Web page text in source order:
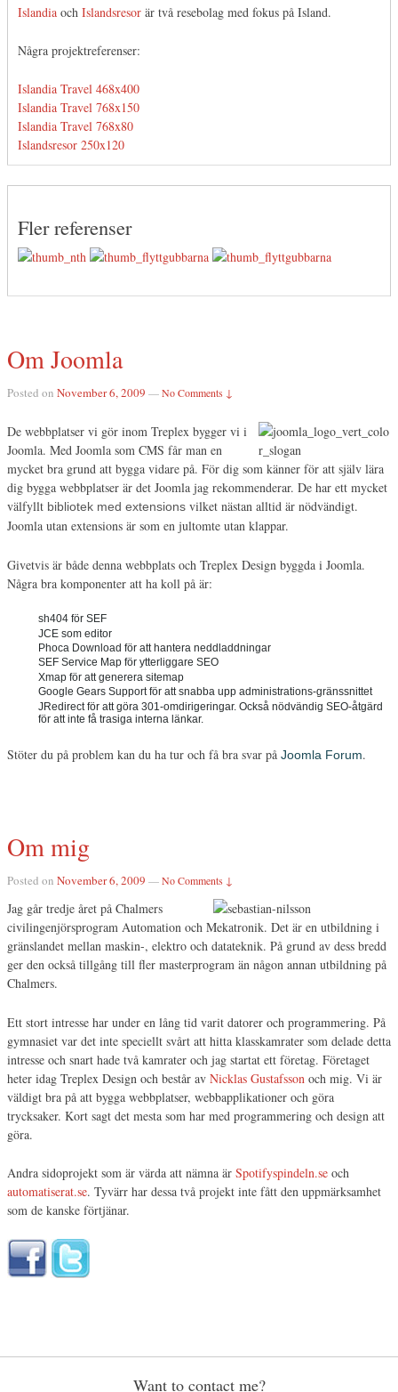
Islandia ochIslandsresor är två resebolag med fokus på Island.
Några projektreferenser:
Islandia Travel 468x400
Islandia Travel 768x150
Islandia Travel 768x80
Islandsresor 250x120
Fler referenser
Om Joomla
Posted on November 6, 2009 —No Comments ↓
De webbplatser vi gör inom Treplex bygger vi i
Joomla. Med Joomla som CMS får man en
mycket bra grund att bygga vidare på. För dig som känner för att själv lära
dig bygga webbplatser är det Joomla jag rekommenderar. De har ett mycket
välfyllt bibliotek med extensions vilket nästan alltid är nödvändigt.
Joomla utan extensions är som en jultomte utan klappar.
Givetvis är både denna webbplats och Treplex Design byggda i Joomla.
Några bra komponenter att ha koll på är:
sh404 för SEF
JCE som editor
Phoca Download för att hantera neddladdningar
SEF Service Map för ytterliggare SEO
Xmap för att generera sitemap
Google Gears Support för att snabba upp administrations-gränssnittet
JRedirect för att göra 301-omdirigeringar. Också nödvändig SEO-åtgärd
för att inte få trasiga interna länkar.
Stöter du på problem kan du ha tur och få bra svar på Joomla Forum.
Om mig
Posted on November 6, 2009 —No Comments ↓
Jag går tredje året på Chalmers
civilingenjörsprogram Automation och Mekatronik. Det är en utbildning i
gränslandet mellan maskin-, elektro och datateknik. På grund av dess bredd
ger den också tillgång till fler masterprogram än någon annan utbildning på
Chalmers.
Ett stort intresse har under en lång tid varit datorer och programmering. På
gymnasiet var det inte speciellt svårt att hitta klasskamrater som delade detta
intresse och snart hade två kamrater och jag startat ett företag. Företaget
heter idag Treplex Design och består av Nicklas Gustafsson och mig. Vi är
väldigt bra på att bygga webbplatser, webbapplikationer och göra
trycksaker. Kort sagt det mesta som har med programmering och design att
göra.
Andra sidoprojekt som är värda att nämna är Spotifyspindeln.se och
automatiserat.se. Tyvärr har dessa två projekt inte fått den uppmärksamhet
som de kanske förtjänar.
Want to contact me?